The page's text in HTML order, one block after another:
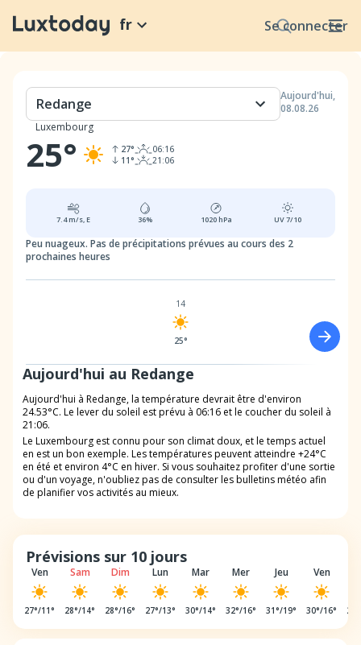
Se connecter
fr
Aujourd'hui,
08.08.26
Redange
Luxembourg
25° 27°
11 °
06:16
21:06
7.4m/s, E 36% 1020hPa UV7/10
Peu nuageux. Pas de précipitations prévues au cours des 2
prochaines heures
Aujourd'hui au Redange
Aujourd'hui à Redange, la température devrait être d'environ
24.53°C. Le lever du soleil est prévu à 06:16 et le coucher du soleil à
21:06.
Le Luxembourg est connu pour son climat doux, et le temps actuel
en est un bon exemple. Les températures peuvent atteindre +24°C
en été et environ 4°C en hiver. Si vous souhaitez profiter d'une sortie
ou d'un voyage, n'oubliez pas de consulter les bulletins météo afin
de planifier vos activités au mieux.
14
25°
Prévisions sur 10 jours
Ven
27°/11°
Sam
28°/14°
Dim
28°/16°
Lun
27°/13°
Mar
30°/14°
Mer
32°/16°
Jeu
31°/19°
Ven
30°/16° 28